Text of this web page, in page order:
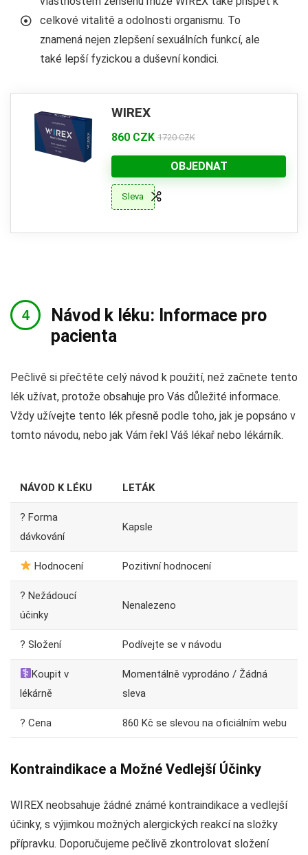
celkové vitalitě a odolnosti organismu. To
znamená nejen zlepšení sexuálních funkcí, ale
také lepší fyzickou a duševní kondici.
WIREX
860 CZK 1720 CZK
OBJEDNAT
Sleva
Návod k léku: Informace pro
pacienta
Pečlivě si přečtěte celý návod k použití, než začnete tento
lék užívat, protože obsahuje pro Vás důležité informace.
Vždy užívejte tento lék přesně podle toho, jak je popsáno v
tomto návodu, nebo jak Vám řekl Váš lékař nebo lékárník.
NÁVOD K LÉKU LETÁK
? Forma
dávkování
Kapsle
Hodnocení Pozitivní hodnocení
? Nežádoucí
účinky
Nenalezeno
? Složení Podívejte se v návodu
Koupit v
lékárně
Momentálně vyprodáno / Žádná
sleva
? Cena 860 Kč se slevou na oficiálním webu
Kontraindikace a Možné Vedlejší Účinky
WIREX neobsahuje žádné známé kontraindikace a vedlejší
účinky, s výjimkou možných alergických reakcí na složky
přípravku. Doporučujeme pečlivě zkontrolovat složení